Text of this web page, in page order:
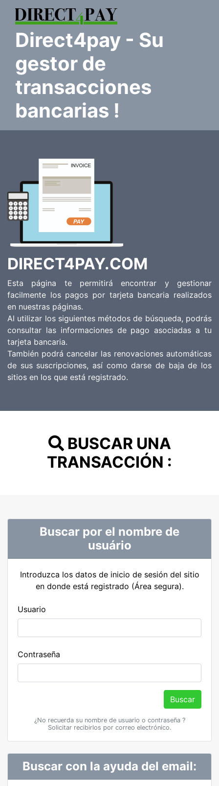
direct4pay - Su
gestor de
transacciones
bancarias !
DIRECT4PAY.COM
Esta página te permitirá encontrar y gestionar
facilmente los pagos por tarjeta bancaria realizados
en nuestras páginas.
Al utilizar los siguientes métodos de búsqueda, podrás
consultar las informaciones de pago asociadas a tu
tarjeta bancaria.
También podrá cancelar las renovaciones automáticas
de sus suscripciones, así como darse de baja de los
sitios en los que está registrado.
BUSCAR UNA
TRANSACCIÓN :
Buscar por el nombre de
usuário
Introduzca los datos de inicio de sesión del sitio
en donde está registrado (Área segura).
Usuario
Contraseña
Buscar
¿No recuerda su nombre de usuario o contraseña ?
Solicitar recibirlos por correo electrónico.
Buscar con la ayuda del email: